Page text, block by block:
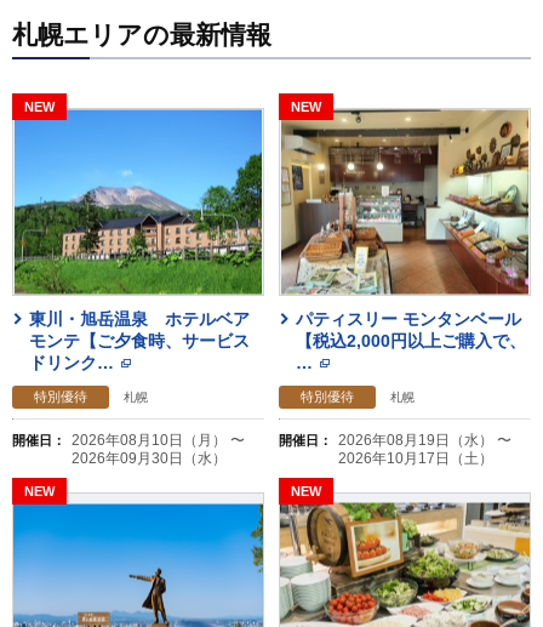
札幌エリアの最新情報
東川・旭岳温泉 ホテルベア
モンテ【ご夕食時、サービス
ドリンク…
特別優待 札幌
開催日：
2026年08月10日（月） 〜
2026年09月30日（水）
パティスリー モンタンベール
【税込2,000円以上ご購入で、
…
特別優待 札幌
開催日：
2026年08月19日（水） 〜
2026年10月17日（土）